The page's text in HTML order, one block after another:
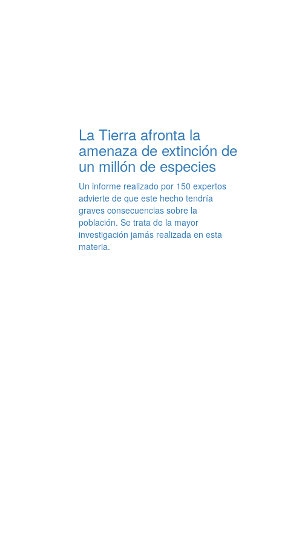
La Tierra afronta la
amenaza de extinción de
un millón de especies
Un informe realizado por 150 expertos
advierte de que este hecho tendría
graves consecuencias sobre la
población. Se trata de la mayor
investigación jamás realizada en esta
materia.